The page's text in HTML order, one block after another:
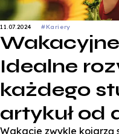
11.07.2024 #Kariery
Idealne
każdego
artykuł od
Wakacje zwykle kojarzą